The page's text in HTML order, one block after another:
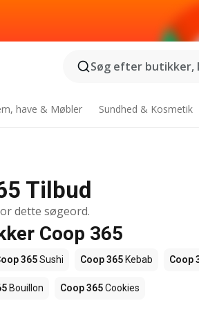
Søg efter butikker,
have & Møbler Sundhed & Kosmetik
Tilbud
dette søgeord.
Coop 365
365Sushi Coop 365 Kebab Coop
Bouillon Coop 365Cookies